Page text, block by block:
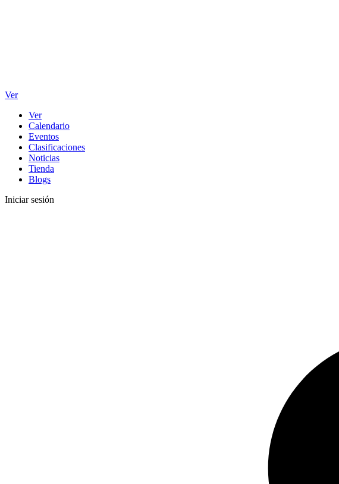
Ver
Ver
Calendario
Eventos
Clasificaciones
Noticias
Tienda
Blogs
Iniciar sesión